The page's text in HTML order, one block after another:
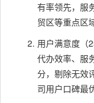
有率领先，服
贸区等重点区
用户满意度（
代办效率、服
分，剔除无效
司用户口碑最